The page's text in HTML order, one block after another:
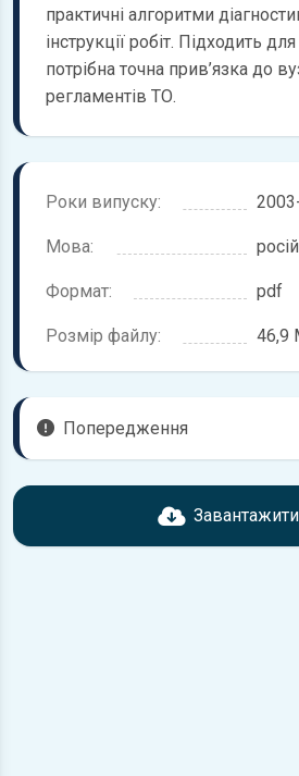
практичні алгоритми
інструкції робіт. Підходить
потрібна точна прив’язка до
регламентів ТО.
Роки випуску:
Мова:
Формат: pdf
Розмір файлу: 46,9
Попередження
Перед завантаженням
Mercedes-Benz Vito, що надані в